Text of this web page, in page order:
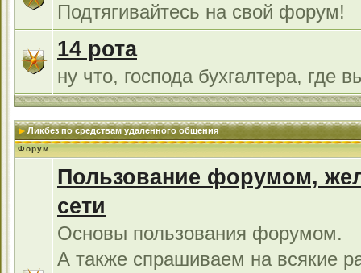
Подтягивайтесь на свой форум!
14 рота
ну что, господа бухгалтера, где
Ликбез по средствам удаленного общения
Форум
Пользование форумом,
сети
Основы пользования форумом.
А также спрашиваем на всякие